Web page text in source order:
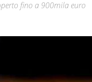
fino a 900mila euro